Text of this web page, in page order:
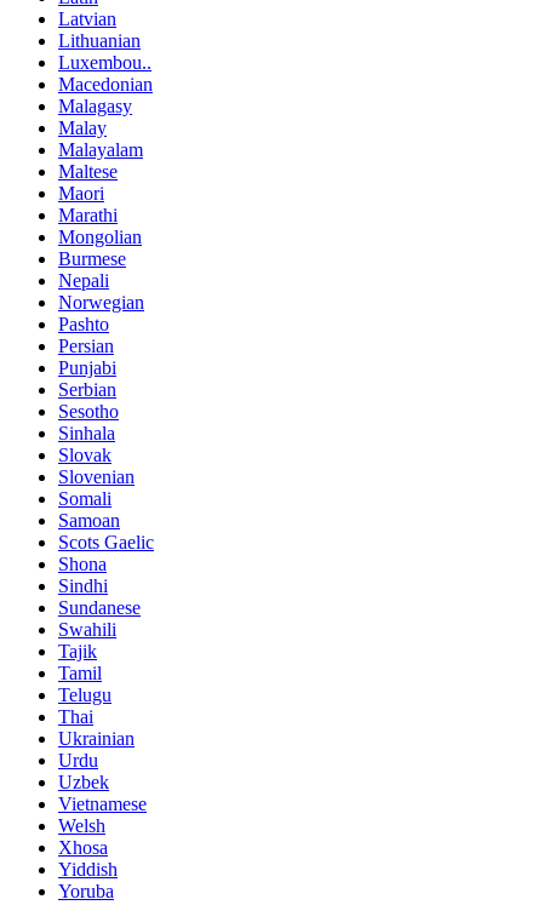
Latvian
Lithuanian
Luxembou..
Macedonian
Malagasy
Malay
Malayalam
Maltese
Maori
Marathi
Mongolian
Burmese
Nepali
Norwegian
Pashto
Persian
Punjabi
Serbian
Sesotho
Sinhala
Slovak
Slovenian
Somali
Samoan
Scots Gaelic
Shona
Sindhi
Sundanese
Swahili
Tajik
Tamil
Telugu
Thai
Ukrainian
Urdu
Uzbek
Vietnamese
Welsh
Xhosa
Yiddish
Yoruba